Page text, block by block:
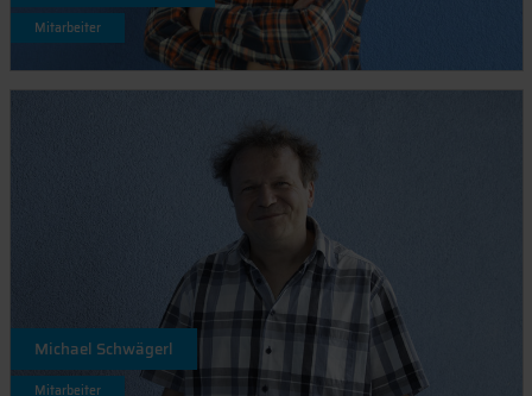
Mitarbeiter
Michael Schwägerl
Mitarbeiter